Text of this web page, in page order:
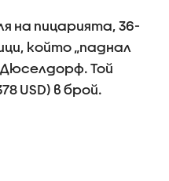
на пицарията, 36-
който „паднал
Той
USD) в брой.